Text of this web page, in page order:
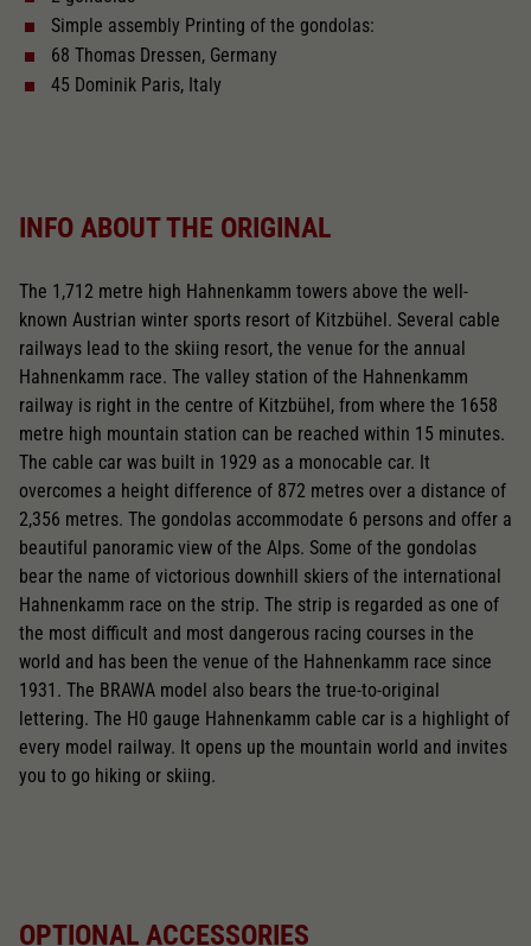
Simple assembly Printing of the gondolas:
68 Thomas Dressen, Germany
45 Dominik Paris, Italy
INFO ABOUT THE ORIGINAL
The 1,712 metre high Hahnenkamm towers above the well-
known Austrian winter sports resort of Kitzbühel. Several cable
railways lead to the skiing resort, the venue for the annual
Hahnenkamm race. The valley station of the Hahnenkamm
railway is right in the centre of Kitzbühel, from where the 1658
metre high mountain station can be reached within 15 minutes.
The cable car was built in 1929 as a monocable car. It
overcomes a height difference of 872 metres over a distance of
2,356 metres. The gondolas accommodate 6 persons and offer a
beautiful panoramic view of the Alps. Some of the gondolas
bear the name of victorious downhill skiers of the international
Hahnenkamm race on the strip. The strip is regarded as one of
the most difficult and most dangerous racing courses in the
world and has been the venue of the Hahnenkamm race since
1931. The BRAWA model also bears the true-to-original
lettering. The H0 gauge Hahnenkamm cable car is a highlight of
every model railway. It opens up the mountain world and invites
you to go hiking or skiing.
OPTIONAL ACCESSORIES
Zweck
Einstellungen. Unter anderem eine zufällig
generierte ID, für die historische Speicherung
Ihrer vorgenommen Einstellungen, falls der